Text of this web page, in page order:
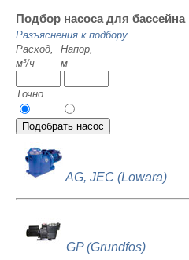
Подбор насоса для бассейна
Разъяснения к подбору
Расход,
м³/ч
Напор,
м
Точно
AG, JEC (Lowara)
GP (Grundfos)